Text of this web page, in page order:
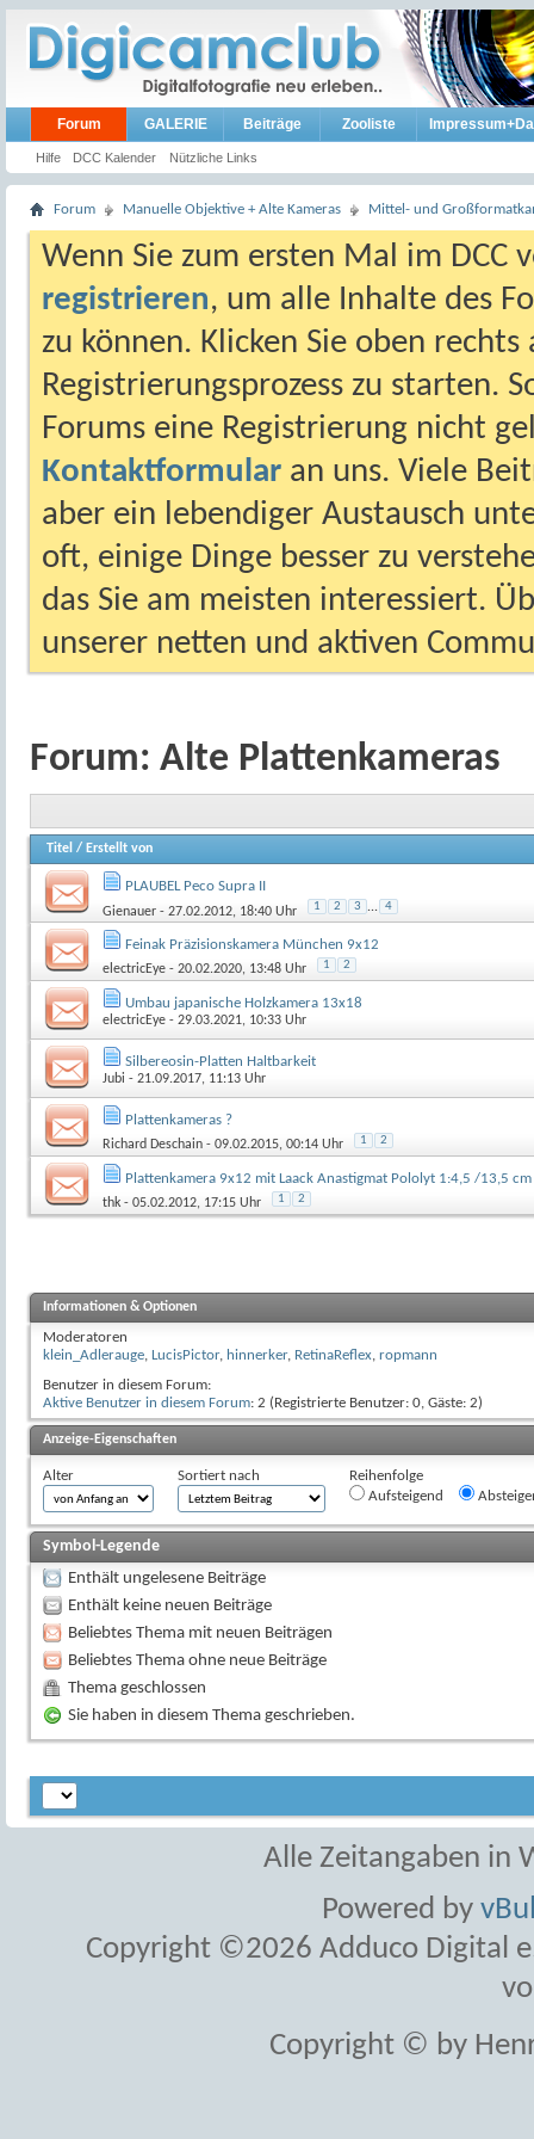
Forum
Hilfe DCC Kalender Nützliche Links
GALERIE Beiträge Zooliste
Forum Manuelle Objektive + Alte Kameras Mittel- und
Wenn Sie zum ersten Mal im DCC
registrieren, um alle Inhalte des
zu können. Klicken Sie oben
Registrierungsprozess zu starten.
Forums eine Registrierung nicht
Kontaktformular an uns. Viele
aber ein lebendiger Austausch
oft, einige Dinge besser zu
das Sie am meisten interessiert.
unserer netten und aktiven
Forum: Alte Plattenkameras
Titel / Erstellt von
PLAUBEL Peco Supra II
Gienauer - 27.02.2012, 18:40 Uhr 1 2 3 ... 4
Feinak Präzisionskamera München 9x12
electricEye - 20.02.2020, 13:48 Uhr 1 2
Umbau japanische Holzkamera 13x18
electricEye - 29.03.2021, 10:33 Uhr
Silbereosin-Platten Haltbarkeit
Jubi - 21.09.2017, 11:13 Uhr
Plattenkameras ?
Richard Deschain - 09.02.2015, 00:14 Uhr 1 2
Plattenkamera 9x12 mit Laack Anastigmat Pololyt 1:4,5 /13,5 cm
thk - 05.02.2012, 17:15 Uhr 1 2
Informationen & Optionen
Moderatoren
klein_Adlerauge, LucisPictor, hinnerker, RetinaReflex, ropmann
Benutzer in diesem Forum:
Aktive Benutzer in diesem Forum: 2 (Registrierte Benutzer: 0, Gäste: 2)
Anzeige-Eigenschaften
Alter Sortiert nach
Reihenfolge
Aufsteigend
Symbol-Legende
Enthält ungelesene Beiträge
Enthält keine neuen Beiträge
Beliebtes Thema mit neuen Beiträgen
Beliebtes Thema ohne neue Beiträge
Thema geschlossen
Sie haben in diesem Thema geschrieben.
Alle Zeitangaben in
Powered by
Copyright ©2026 Adduco Digital
Copyright © by